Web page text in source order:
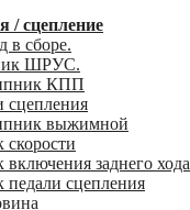
/ сцепление
в сборе.
ШРУС.
КПП
сцепления
выжимной
скорости
включения заднего хода
педали сцепления